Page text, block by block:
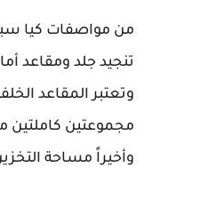
تنجيد جلد ومقاعد
وتعتبر المقاعد
وأخيراً مساحة